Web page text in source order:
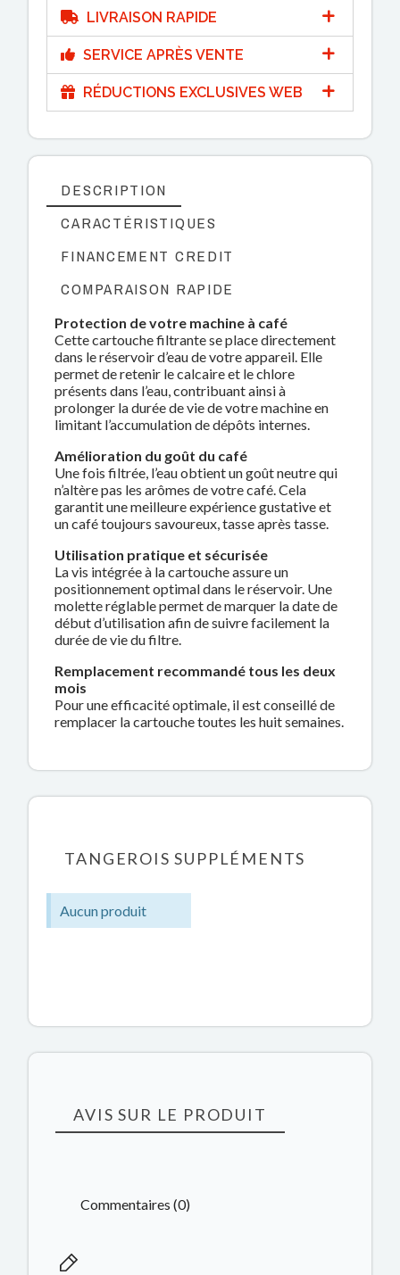
LIVRAISON RAPIDE
SERVICE APRÈS VENTE
RÉDUCTIONS EXCLUSIVES WEB
DESCRIPTION
CARACTÉRISTIQUES
FINANCEMENT CREDIT
COMPARAISON RAPIDE
Protection de votre machine à café
Cette cartouche filtrante se place directement
dans le réservoir d’eau de votre appareil. Elle
permet de retenir le calcaire et le chlore
présents dans l’eau, contribuant ainsi à
prolonger la durée de vie de votre machine en
limitant l’accumulation de dépôts internes.
Amélioration du goût du café
Une fois filtrée, l’eau obtient un goût neutre qui
n’altère pas les arômes de votre café. Cela
garantit une meilleure expérience gustative et
un café toujours savoureux, tasse après tasse.
Utilisation pratique et sécurisée
La vis intégrée à la cartouche assure un
positionnement optimal dans le réservoir. Une
molette réglable permet de marquer la date de
début d’utilisation afin de suivre facilement la
durée de vie du filtre.
Remplacement recommandé tous les deux
mois
Pour une efficacité optimale, il est conseillé de
remplacer la cartouche toutes les huit semaines.
TANGEROIS SUPPLÉMENTS
Aucun produit
AVIS SUR LE PRODUIT
Commentaires (0)